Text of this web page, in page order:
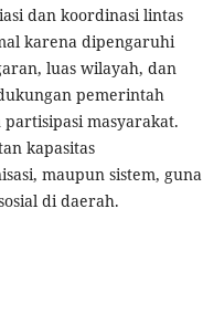
dan koordinasi lintas
karena dipengaruhi
luas wilayah, dan
pemerintah
masyarakat.
kapasitas
maupun sistem, guna
di daerah.